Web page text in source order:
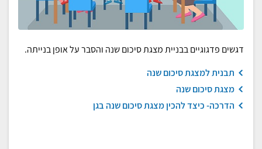
דגשים פדגוגיים בבניית מצגת סיכום שנה והסבר על אופן בנייתה.
תבנית למצגת סיכום שנה
מצגת סיכום שנה
הדרכה- כיצד להכין מצגת סיכום שנה בגן